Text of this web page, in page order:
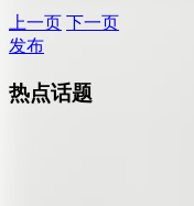
上一页 下一页
发布
热点话题